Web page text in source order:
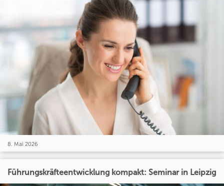
8. Mai 2026
Führungskräfteentwicklung kompakt: Seminar in Leipzig